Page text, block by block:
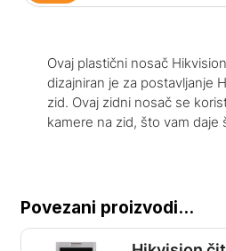
Ovaj plastični nosač
dizajniran je za postavljanje
zid. Ovaj zidni nosač se
kamere na zid, što vam daje
Povezani proizvodi...